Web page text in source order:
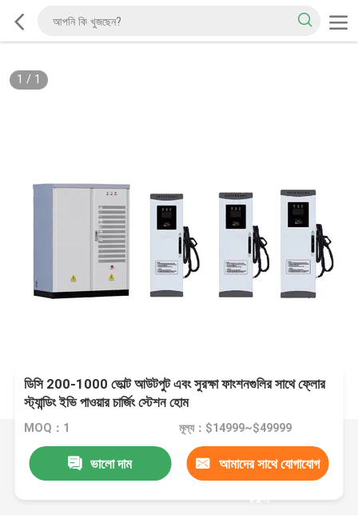
1 / 1
ডিসি 200-1000 ভোল্ট আউটপুট এবং সুরক্ষা ফাংশনগুলির সাথে ফ্লোর
স্ট্যান্ডিং ইভি পাওয়ার চার্জিং স্টেশন হোম
MOQ：1 মূল্য：$14999~$49999
ভালো দাম আমাদের সাথে যোগাযোগ
করুন